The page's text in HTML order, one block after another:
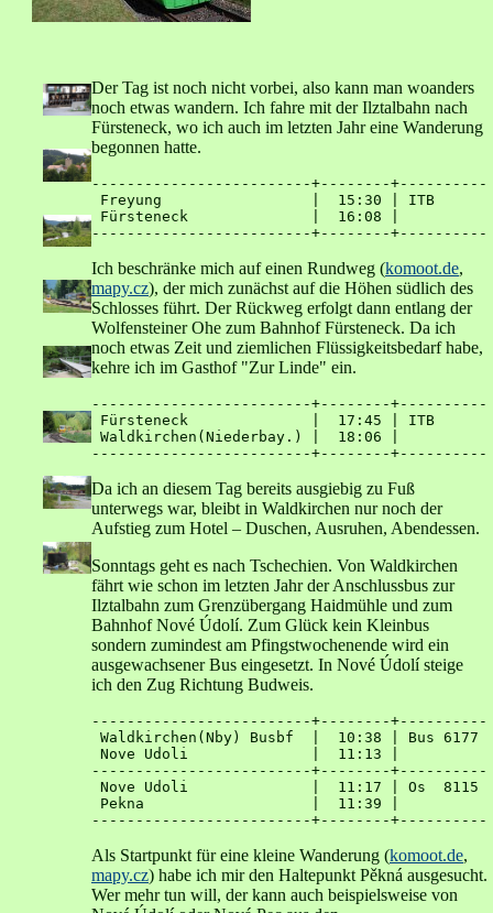
Der Tag ist noch nicht vorbei, also kann man woanders
noch etwas wandern. Ich fahre mit der Ilztalbahn nach
Fürsteneck, wo ich auch im letzten Jahr eine Wanderung
begonnen hatte.
-------------------------+--------+----------
Freyung                 |  15:30 | ITB
Fürsteneck              |  16:08 |
Ich beschränke mich auf einen Rundweg (komoot.de,
mapy.cz), der mich zunächst auf die Höhen südlich des
Schlosses führt. Der Rückweg erfolgt dann entlang der
Wolfensteiner Ohe zum Bahnhof Fürsteneck. Da ich
noch etwas Zeit und ziemlichen Flüssigkeitsbedarf habe,
kehre ich im Gasthof "Zur Linde" ein.
-------------------------+--------+----------
Fürsteneck              |  17:45 | ITB
Waldkirchen(Niederbay.) |  18:06 |
Da ich an diesem Tag bereits ausgiebig zu Fuß
unterwegs war, bleibt in Waldkirchen nur noch der
Aufstieg zum Hotel – Duschen, Ausruhen, Abendessen.
Sonntags geht es nach Tschechien. Von Waldkirchen
fährt wie schon im letzten Jahr der Anschlussbus zur
Ilztalbahn zum Grenzübergang Haidmühle und zum
Bahnhof Nové Údolí. Zum Glück kein Kleinbus
sondern zumindest am Pfingstwochenende wird ein
ausgewachsener Bus eingesetzt. In Nové Údolí steige
ich den Zug Richtung Budweis.
-------------------------+--------+----------
Waldkirchen(Nby) Busbf  |  10:38 | Bus 6177
Nove Udoli              |  11:13 |
-------------------------+--------+----------
Nove Udoli              |  11:17 | Os  8115
Pekna                   |  11:39 |
Als Startpunkt für eine kleine Wanderung (komoot.de,
mapy.cz) habe ich mir den Haltepunkt Pěkná ausgesucht.
Wer mehr tun will, der kann auch beispielsweise von